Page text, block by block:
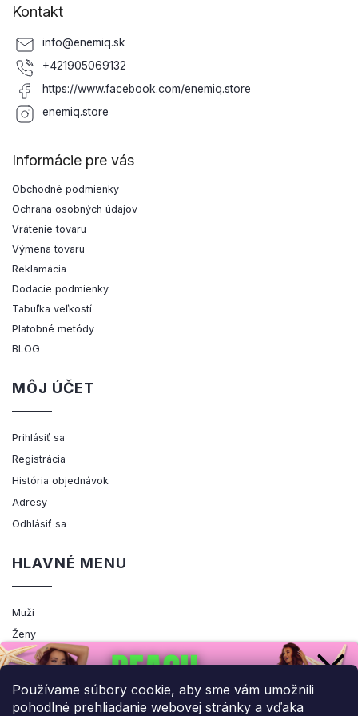
Používame súbory cookie, aby sme vám umožnili
pohodlné prehliadanie webovej stránky a vďaka
Kontakt
info@enemiq.sk
+421905069132
https://www.facebook.com/enemiq.store
enemiq.store
Informácie pre vás
Obchodné podmienky
Ochrana osobných údajov
Vrátenie tovaru
Výmena tovaru
Reklamácia
Dodacie podmienky
Tabuľka veľkostí
Platobné metódy
BLOG
MÔJ ÚČET
Prihlásiť sa
Registrácia
História objednávok
Adresy
Odhlásiť sa
HLAVNÉ MENU
Muži
Ženy
Výpredaj